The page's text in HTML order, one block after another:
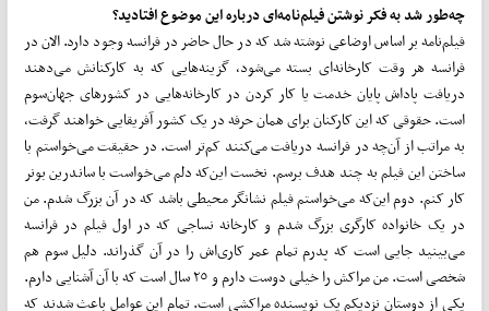
چه‌طور شد به فکر نوشتن فیلم‌نامه‌ای درباره این موضوع افتادید؟
فیلم‌نامه بر اساس اوضاعی نوشته شد که در حال حاضر در فرانسه وجود دارد. الان در
فرانسه هر وقت کارخانه‌ای بسته‌ می‌شود، گزینه‌هایی که به کارکنانش‌ می‌دهند
دریافت پاداش پایان خدمت یا کار کردن در کارخانه‌هایی در کشورهای جهان‌سوم
است. حقوقی که این کارکنان برای همان حرفه در یک کشور آفریقایی خواهند گرفت،
به مراتب از آن‌چه در فرانسه دریافت‌ می‌کنند کم‌تر است. در حقیقت‌ می‌خواستم با
ساختن این فیلم به چند هدف برسم. نخست این‌که دلم‌ می‌خواست با ساندرین بونر
کار کنم. دوم این‌که‌ می‌خواستم فیلم نشانگر محیطی باشد که در آن بزرگ شدم. من
در یک خانواده کارگری بزرگ شدم و کارخانه نساجی که در اول فیلم در فرانسه‌
می‌بینید جایی است که پدرم تمام عمر کاری‌اش را در آن گذراند. دلیل سوم هم
شخصی است. من مراکش را خیلی دوست دارم و ٢٥ سال است که با آن آشنایی دارم.
یکی از دوستان نزدیکم یک نویسنده مراکشی است. تمام این عوامل باعث شدند که